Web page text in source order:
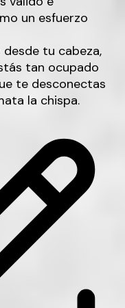
un esfuerzo
tu cabeza,
tan ocupado
te desconectas
la chispa.